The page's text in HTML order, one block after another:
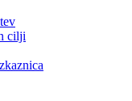
cilji